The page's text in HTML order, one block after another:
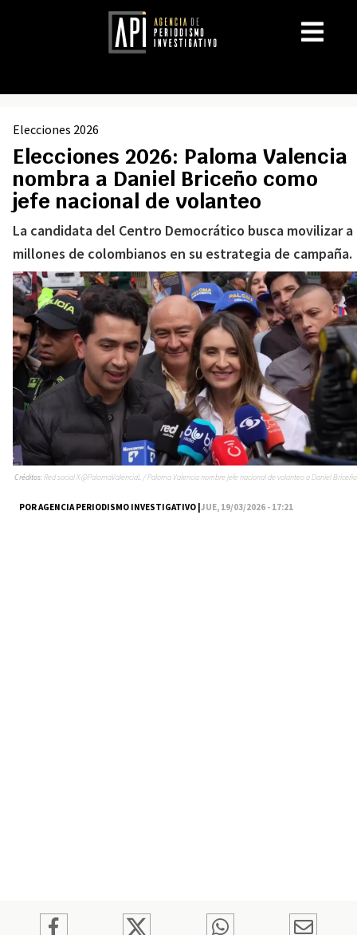
Elecciones 2026
Elecciones 2026: Paloma Valencia
nombra a Daniel Briceño como
jefe nacional de volanteo
La candidata del Centro Democrático busca movilizar a
millones de colombianos en su estrategia de campaña.
POR AGENCIA PERIODISMO INVESTIGATIVO |JUE, 19/03/2026 - 17:21
Créditos:Red social X @PalomaValenciaL / Paloma Valencia nombre jefe nacional de volanteo a Daniel Briceño